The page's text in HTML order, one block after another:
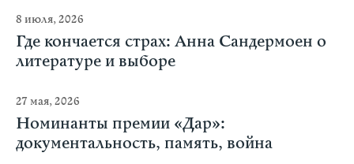
8 июля, 2026
Где кончается страх: Анна Сандермоен о
литературе и выборе
27 мая, 2026
Номинанты премии «Дар»:
документальность, память, война